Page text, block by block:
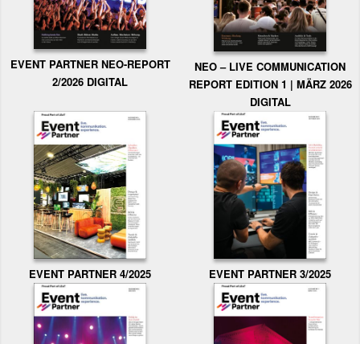
EVENT PARTNER NEO-REPORT
2/2026 DIGITAL
NEO – LIVE COMMUNICATION
REPORT EDITION 1 | MÄRZ 2026
DIGITAL
EVENT PARTNER 4/2025 EVENT PARTNER 3/2025